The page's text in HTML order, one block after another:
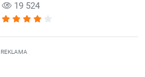
19 524
REKLAMA